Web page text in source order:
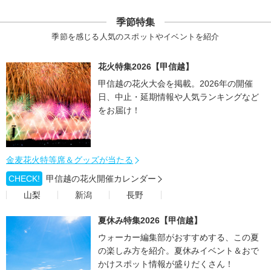
季節特集
季節を感じる人気のスポットやイベントを紹介
花火特集2026【甲信越】
甲信越の花火大会を掲載。2026年の開催
日、中止・延期情報や人気ランキングなど
をお届け！
金麦花火特等席＆グッズが当たる
CHECK!
甲信越の花火開催カレンダー
山梨
新潟 長野
夏休み特集2026【甲信越】
ウォーカー編集部がおすすめする、この夏
の楽しみ方を紹介。夏休みイベント＆おで
かけスポット情報が盛りだくさん！